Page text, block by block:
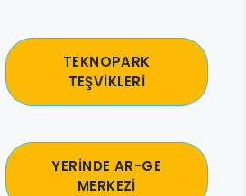
TEKNOPARK
TEŞVİKLERİ
YERİNDE AR-GE
MERKEZİ